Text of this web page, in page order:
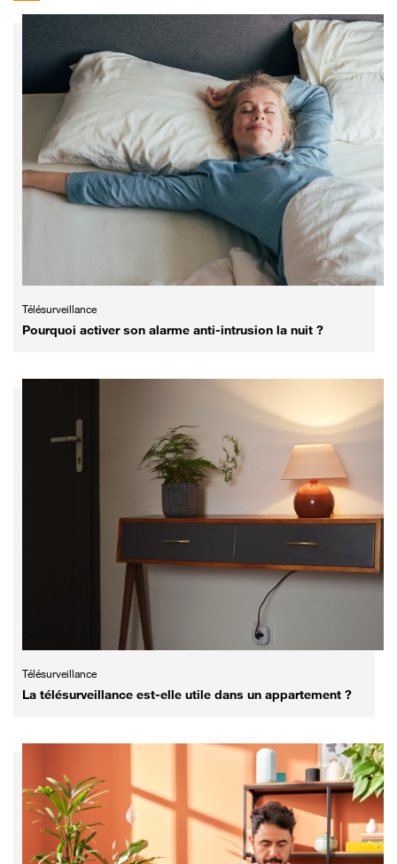
Télésurveillance
Pourquoi activer son alarme anti-intrusion la nuit ?
Télésurveillance
La télésurveillance est-elle utile dans un appartement ?